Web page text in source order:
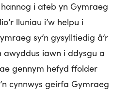
i ateb yn Gymraeg
lluniau i’w helpu i
sy’n gysylltiedig â’r
awyddus iawn i ddysgu a
gennym hefyd ffolder
cynnwys geirfa Gymraeg